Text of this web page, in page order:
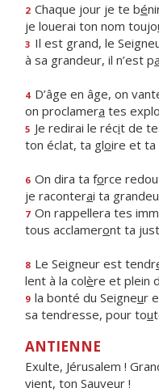
2 Chaque jour je te bé
je louerai ton nom toujo
3 Il est grand, le
à sa grandeur, il n’est pa
4 D’âge en âge, on
on proclamera tes
5 Je redirai le récit de
ton éclat, ta gloire et ta
6 On dira ta force
je raconterai ta
7 On rappellera tes imm
tous acclameront ta
8 Le Seigneur est tendr
lent à la colère et plein
9 la bonté du Seigneur
sa tendresse, pour tou
ANTIENNE
Exulte, Jérusalem !
vient, ton Sauveur !